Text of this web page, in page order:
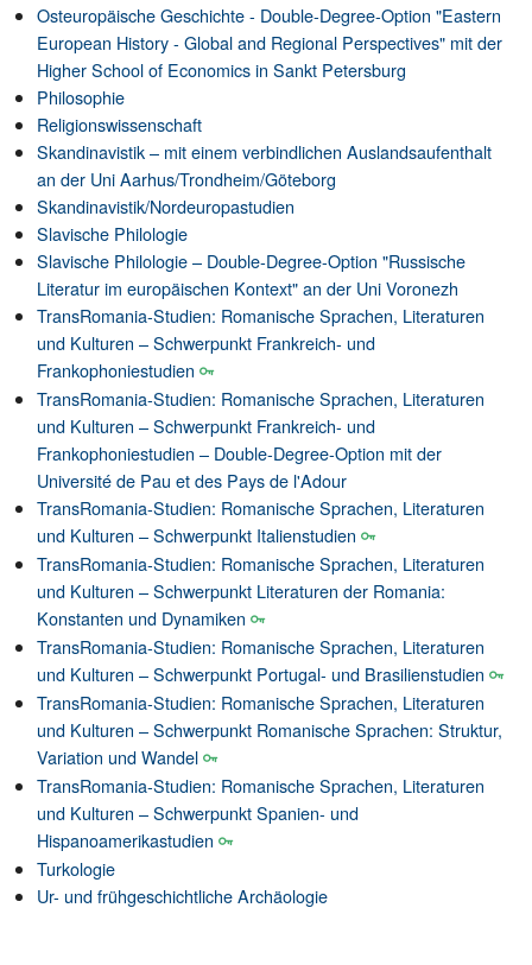
Osteuropäische Geschichte - Double-Degree-Option "Eastern
European History - Global and Regional Perspectives" mit der
Higher School of Economics in Sankt Petersburg
Philosophie
Religionswissenschaft
Skandinavistik – mit einem verbindlichen Auslandsaufenthalt
an der Uni Aarhus/Trondheim/Göteborg
Skandinavistik/Nordeuropastudien
Slavische Philologie
Slavische Philologie – Double-Degree-Option "Russische
Literatur im europäischen Kontext" an der Uni Voronezh
TransRomania-Studien: Romanische Sprachen, Literaturen
und Kulturen – Schwerpunkt Frankreich- und
Frankophoniestudien
TransRomania-Studien: Romanische Sprachen, Literaturen
und Kulturen – Schwerpunkt Frankreich- und
Frankophoniestudien – Double-Degree-Option mit der
Université de Pau et des Pays de l'Adour
TransRomania-Studien: Romanische Sprachen, Literaturen
und Kulturen – Schwerpunkt Italienstudien
TransRomania-Studien: Romanische Sprachen, Literaturen
und Kulturen – Schwerpunkt Literaturen der Romania:
Konstanten und Dynamiken
TransRomania-Studien: Romanische Sprachen, Literaturen
und Kulturen – Schwerpunkt Portugal- und Brasilienstudien
TransRomania-Studien: Romanische Sprachen, Literaturen
und Kulturen – Schwerpunkt Romanische Sprachen: Struktur,
Variation und Wandel
TransRomania-Studien: Romanische Sprachen, Literaturen
und Kulturen – Schwerpunkt Spanien- und
Hispanoamerikastudien
Turkologie
Ur- und frühgeschichtliche Archäologie